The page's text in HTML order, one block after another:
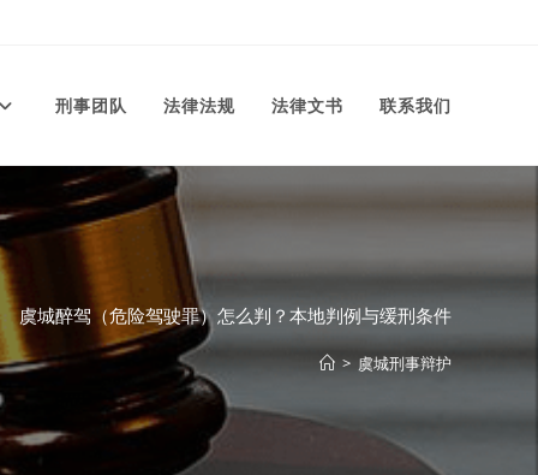
刑事团队 法律法规 法律文书 联系我们
虞城醉驾（危险驾驶罪）怎么判？本地判例与缓刑条件
> 虞城刑事辩护